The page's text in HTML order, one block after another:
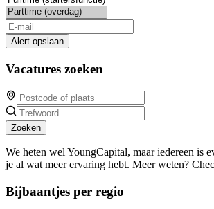
Alert opslaan
Vacatures zoeken
Zoeken
We heten wel YoungCapital, maar iedereen is
je al wat meer ervaring hebt. Meer weten?
Bijbaantjes per regio